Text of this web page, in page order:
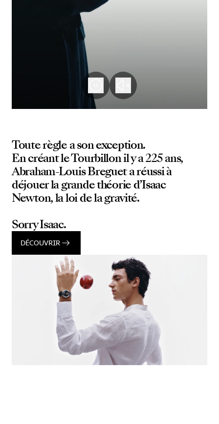
Toute règle a son exception.
En créant le Tourbillon il y a 225 ans,
Abraham-Louis Breguet a réussi à
déjouer la grande théorie d’Isaac
Newton, la loi de la gravité.
Sorry Isaac.
DÉCOUVRIR